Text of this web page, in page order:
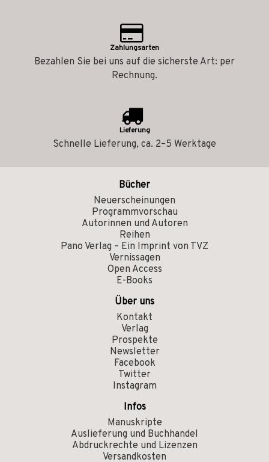
Zahlungsarten
Bezahlen Sie bei uns auf die sicherste Art: per
Rechnung.
Lieferung
Schnelle Lieferung, ca. 2–5 Werktage
Bücher
Neuerscheinungen
Programmvorschau
Autorinnen und Autoren
Reihen
Pano Verlag – Ein Imprint von TVZ
Vernissagen
Open Access
E-Books
Über uns
Kontakt
Verlag
Prospekte
Newsletter
Facebook
Twitter
Instagram
Infos
Manuskripte
Auslieferung und Buchhandel
Abdruckrechte und Lizenzen
Versandkosten